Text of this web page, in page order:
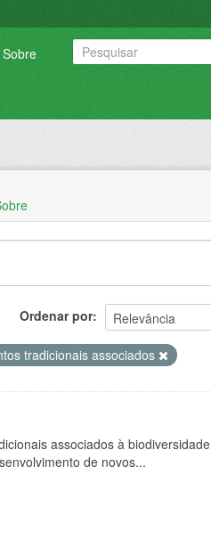
Sobre
Ordenar por
tradicionais associados
associados à biodiversidade
de novos...